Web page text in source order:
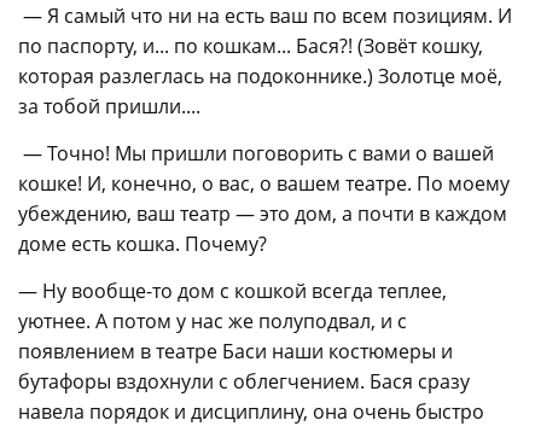
— Я самый что ни на есть ваш по всем позициям. И
по паспорту, и... по кошкам... Бася?! (Зовёт кошку,
которая разлеглась на подоконнике.) Золотце моё,
за тобой пришли....
— Точно! Мы пришли поговорить с вами о вашей
кошке! И, конечно, о вас, о вашем театре. По моему
убеждению, ваш театр — это дом, а почти в каждом
доме есть кошка. Почему?
— Ну вообще-то дом с кошкой всегда теплее,
уютнее. А потом у нас же полуподвал, и с
появлением в театре Баси наши костюмеры и
бутафоры вздохнули с облегчением. Бася сразу
навела порядок и дисциплину, она очень быстро